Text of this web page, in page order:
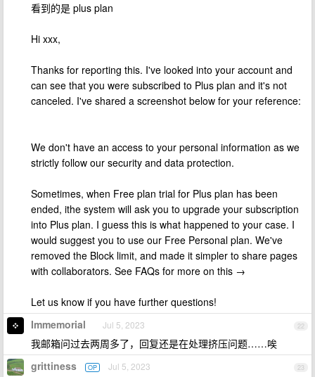
看到的是 plus plan
Hi xxx,
Thanks for reporting this. I've looked into your account and
can see that you were subscribed to Plus plan and it's not
canceled. I've shared a screenshot below for your reference:
We don't have an access to your personal information as we
strictly follow our security and data protection.
Sometimes, when Free plan trial for Plus plan has been
ended, ithe system will ask you to upgrade your subscription
into Plus plan. I guess this is what happened to your case. I
would suggest you to use our Free Personal plan. We've
removed the Block limit, and made it simpler to share pages
with collaborators. See FAQs for more on this →
Let us know if you have further questions!
22
Immemorial Jul 5, 2023
我邮箱问过去两周多了，回复还是在处理挤压问题……唉
23
grittiness OP Jul 5, 2023